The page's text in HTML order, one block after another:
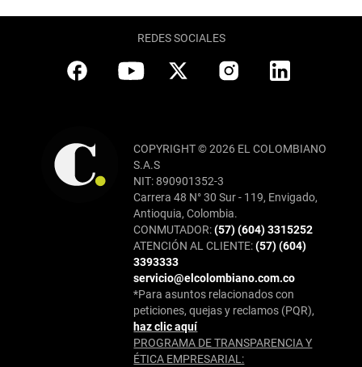
REDES SOCIALES
COPYRIGHT © 2026 EL COLOMBIANO
S.A.S
NIT: 890901352-3
Carrera 48 N° 30 Sur - 119, Envigado,
Antioquia, Colombia.
CONMUTADOR:(57) (604) 3315252
ATENCIÓN AL CLIENTE:(57) (604)
3393333
servicio@elcolombiano.com.co
*Para asuntos relacionados con
peticiones, quejas y reclamos (PQR),
haz clic aquí
PROGRAMA DE TRANSPARENCIA Y
ÉTICA EMPRESARIAL: